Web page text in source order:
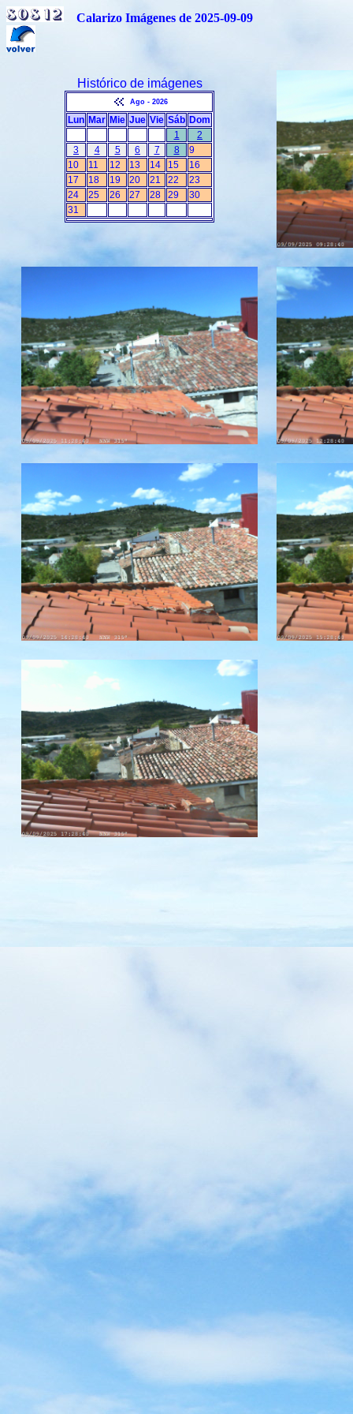
Calarizo Imágenes de 2025-09-09
Histórico de imágenes
Ago - 2026
Lun Mar Mie Jue Vie Sáb Dom
1
2
3
4 5 6 7 8
9
10
11 12 13 14 15
16
17
18 19 20 21 22
23
24
25 26 27 28 29
30
31